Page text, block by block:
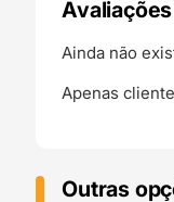
Ainda não
Apenas
Outras